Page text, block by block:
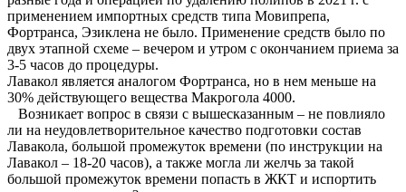
применением импортных средств типа Мовипрепа,
Фортранса, Эзиклена не было. Применение средств было по
двух этапной схеме – вечером и утром с окончанием приема за
3-5 часов до процедуры.
Лавакол является аналогом Фортранса, но в нем меньше на
30% действующего вещества Макрогола 4000.
Возникает вопрос в связи с вышесказанным – не повлияло
ли на неудовлетворительное качество подготовки состав
Лавакола, большой промежуток времени (по инструкции на
Лавакол – 18-20 часов), а также могла ли желчь за такой
большой промежуток времени попасть в ЖКТ и испортить